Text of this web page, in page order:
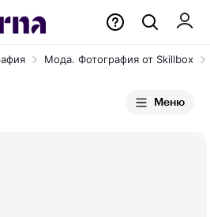
Мода. Фотография от Skillbox
Меню